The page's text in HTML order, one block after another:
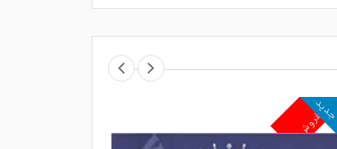
پرفروش
جدید